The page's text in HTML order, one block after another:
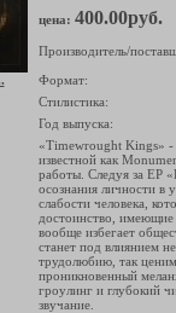
цена: 400.00руб.
Производитель/
Формат:
Стилистика:
Год выпуска:
«Timewrought Kings» -
известной как
работы. Следуя за EP
осознания личности в
слабости человека,
достоинство, имеющие
вообще избегает
станет под влиянием
трудолюбию, так
проникновенный
гроулинг и глубокий
звучание.